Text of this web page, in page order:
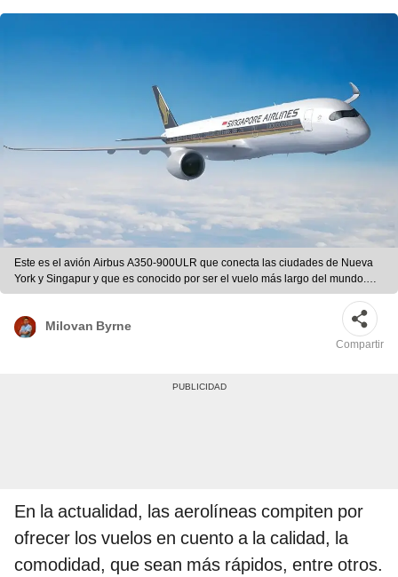
Este es el avión Airbus A350-900ULR que conecta las ciudades de Nueva
York y Singapur y que es conocido por ser el vuelo más largo del mundo.
Foto: Singapore Airlines
Milovan Byrne
Compartir
En la actualidad, las aerolíneas compiten por
ofrecer los vuelos en cuento a la calidad, la
comodidad, que sean más rápidos, entre otros.